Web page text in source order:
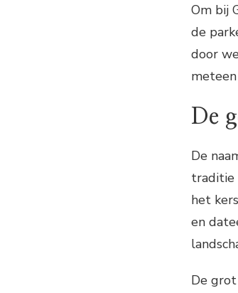
Om bij
de
door
De
De
traditie
het
en
De